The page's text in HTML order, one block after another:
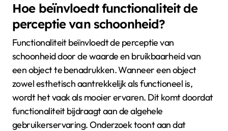
Hoe beïnvloedt functionaliteit de
perceptie van schoonheid?
Functionaliteit beïnvloedt de perceptie van
schoonheid door de waarde en bruikbaarheid van
een object te benadrukken. Wanneer een object
zowel esthetisch aantrekkelijk als functioneel is,
wordt het vaak als mooier ervaren. Dit komt doordat
functionaliteit bijdraagt aan de algehele
gebruikerservaring. Onderzoek toont aan dat